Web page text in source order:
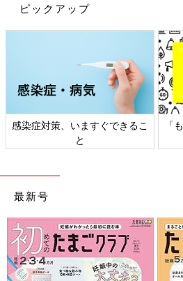
ピックアップ
ん・
日本外来小児科学会リーフレッ
最新号